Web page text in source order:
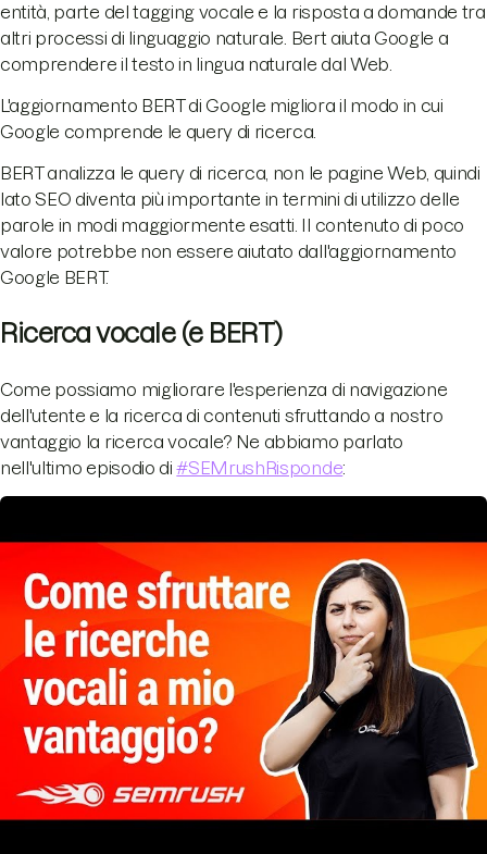
entità, parte del tagging vocale e la risposta a domande tra
altri processi di linguaggio naturale. Bert aiuta Google a
comprendere il testo in lingua naturale dal Web.
L'aggiornamento BERT di Google migliora il modo in cui
Google comprende le query di ricerca.
BERT analizza le query di ricerca, non le pagine Web, quindi
lato SEO diventa più importante in termini di utilizzo delle
parole in modi maggiormente esatti. Il contenuto di poco
valore potrebbe non essere aiutato dall'aggiornamento
Google BERT.
Ricerca vocale (e BERT)
Come possiamo migliorare l'esperienza di navigazione
dell'utente e la ricerca di contenuti sfruttando a nostro
vantaggio la ricerca vocale? Ne abbiamo parlato
nell'ultimo episodio di#SEMrushRisponde: